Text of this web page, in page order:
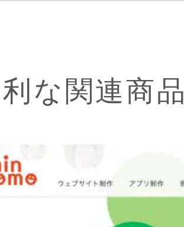
な関連商